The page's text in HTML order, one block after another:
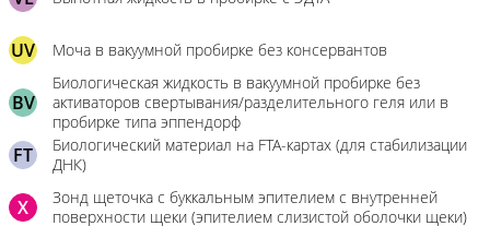
UV Моча в вакуумной пробирке без консервантов
BV
Биологическая жидкость в вакуумной пробирке без
активаторов свертывания/разделительного геля или в
пробирке типа эппендорф
FT
Биологический материал на FTA-картах (для стабилизации
ДНК)
X
Зонд щеточка с буккальным эпителием с внутренней
поверхности щеки (эпителием слизистой оболочки щеки)